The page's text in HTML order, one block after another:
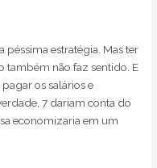
péssima estratégia. Mas ter
também não faz sentido. E
os salários e
7 dariam conta do
economizaria em um